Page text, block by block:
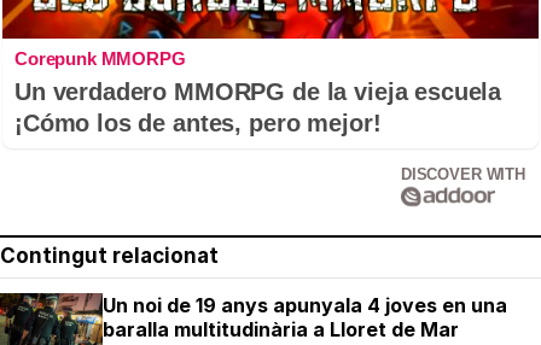
Corepunk MMORPG
Un verdadero MMORPG de la vieja escuela
¡Cómo los de antes, pero mejor!
DISCOVER WITH
Contingut relacionat
Un noi de 19 anys apunyala 4 joves en una
baralla multitudinària a Lloret de Mar